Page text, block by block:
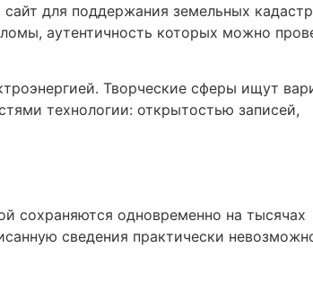
для поддержания земельных
аутентичность которых можно
Творческие сферы ищут
технологии: открытостью записей,
сохраняются одновременно на тысячах
сведения практически